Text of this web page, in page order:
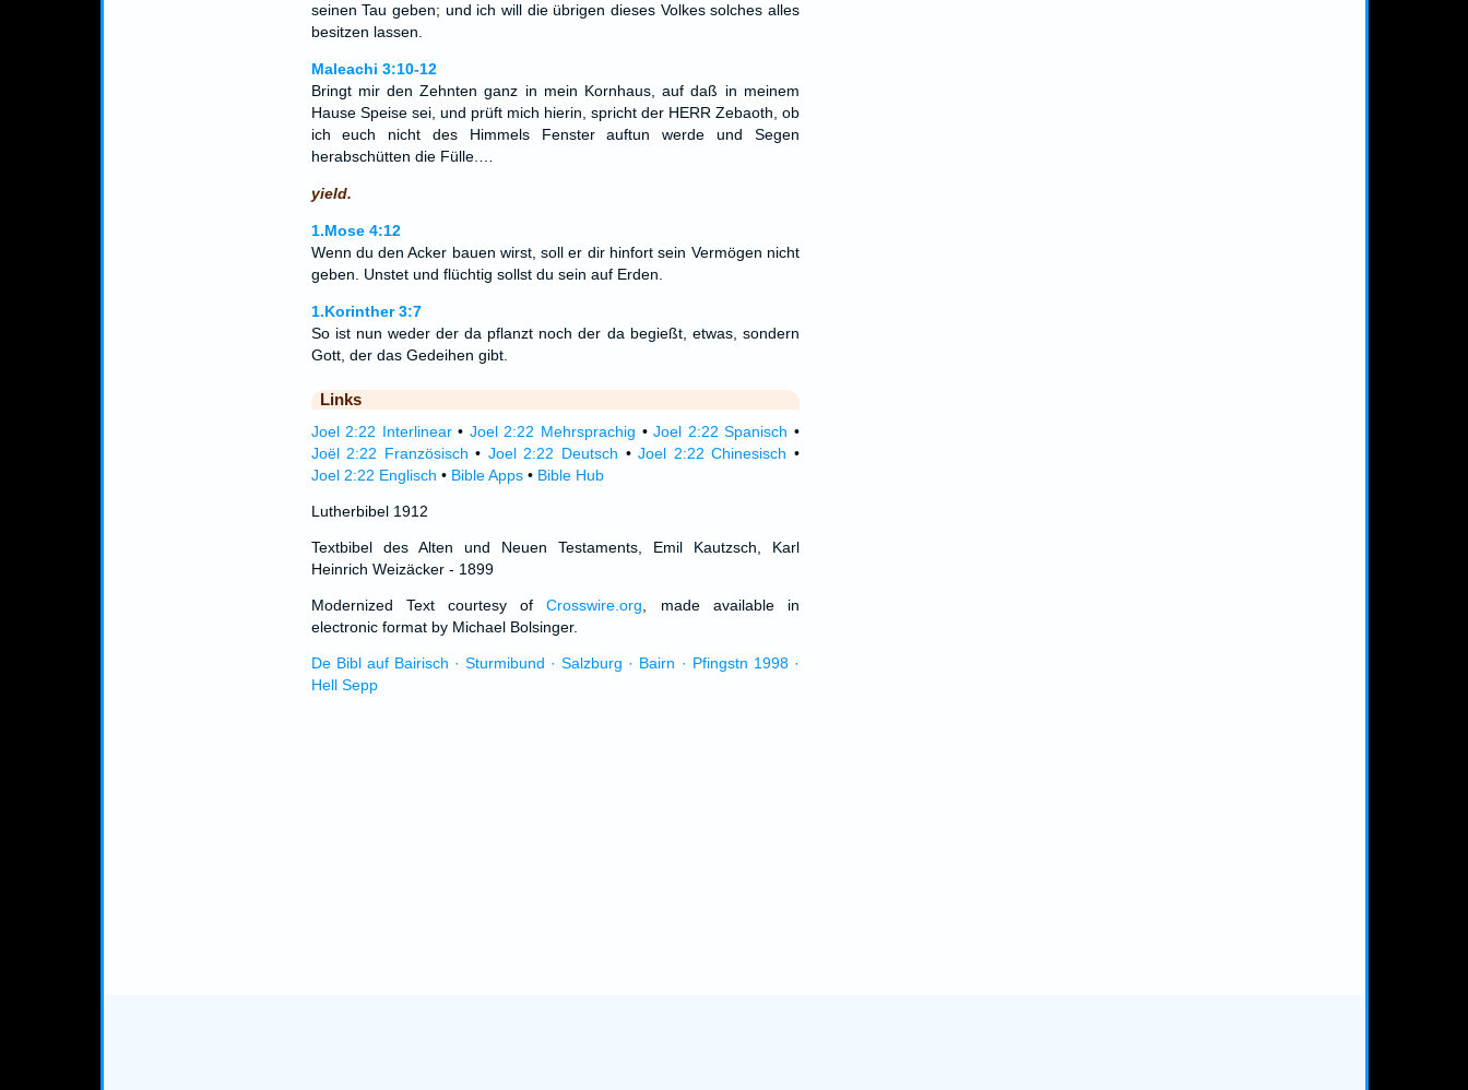
seinen Tau geben; und ich will die übrigen dieses Volkes solches alles
besitzen lassen.
Maleachi 3:10-12
Bringt mir den Zehnten ganz in mein Kornhaus, auf daß in meinem
Hause Speise sei, und prüft mich hierin, spricht der HERR Zebaoth, ob
ich euch nicht des Himmels Fenster auftun werde und Segen
herabschütten die Fülle.…
yield.
1.Mose 4:12
Wenn du den Acker bauen wirst, soll er dir hinfort sein Vermögen nicht
geben. Unstet und flüchtig sollst du sein auf Erden.
1.Korinther 3:7
So ist nun weder der da pflanzt noch der da begießt, etwas, sondern
Gott, der das Gedeihen gibt.
Links
Joel 2:22 Interlinear• Joel 2:22 Mehrsprachig •Joel 2:22 Spanisch •
Joël 2:22 Französisch • Joel 2:22 Deutsch •Joel 2:22 Chinesisch •
Joel 2:22 Englisch • Bible Apps• Bible Hub
Lutherbibel 1912
Textbibel des Alten und Neuen Testaments, Emil Kautzsch, Karl
Heinrich Weizäcker - 1899
Modernized Text courtesy ofCrosswire.org , made available in
electronic format by Michael Bolsinger.
De Bibl auf Bairisch · Sturmibund · Salzburg · Bairn · Pfingstn 1998 ·
Hell Sepp